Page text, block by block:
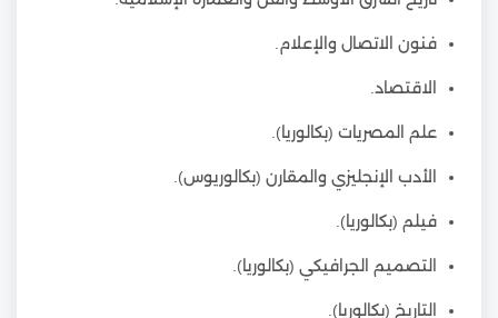
فنون الاتصال والإعلام.
الاقتصاد.
علم المصريات (بكالوريا).
الأدب الإنجليزي والمقارن (بكالوريوس).
فيلم (بكالوريا).
التصميم الجرافيكي (بكالوريا).
التاريخ (بكالوريا).